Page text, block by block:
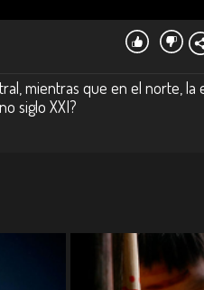
mientras que en el norte, la
siglo XXI?